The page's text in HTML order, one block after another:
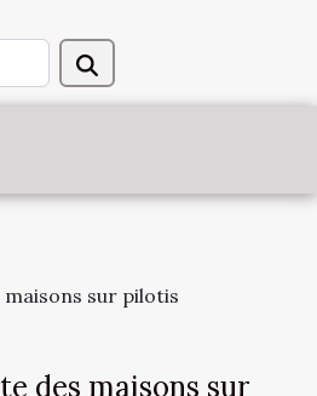
sur pilotis
des maisons sur